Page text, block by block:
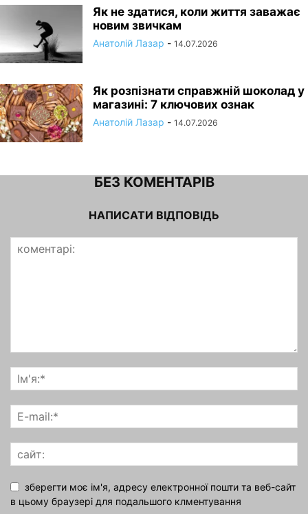
Як не здатися, коли життя заважає
новим звичкам
Анатолій Лазар - 14.07.2026
Як розпізнати справжній шоколад у
магазині: 7 ключових ознак
Анатолій Лазар - 14.07.2026
БЕЗ КОМЕНТАРІВ
НАПИСАТИ ВІДПОВІДЬ
зберегти моє ім'я, адресу електронної пошти та веб-сайт
в цьому браузері для подальшого клментування